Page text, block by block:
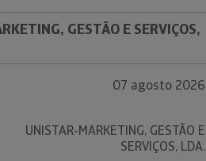
GESTÃO E SERVIÇOS,
07 agosto 2026
UNISTAR-MARKETING, GESTÃO E
SERVIÇOS, LDA.